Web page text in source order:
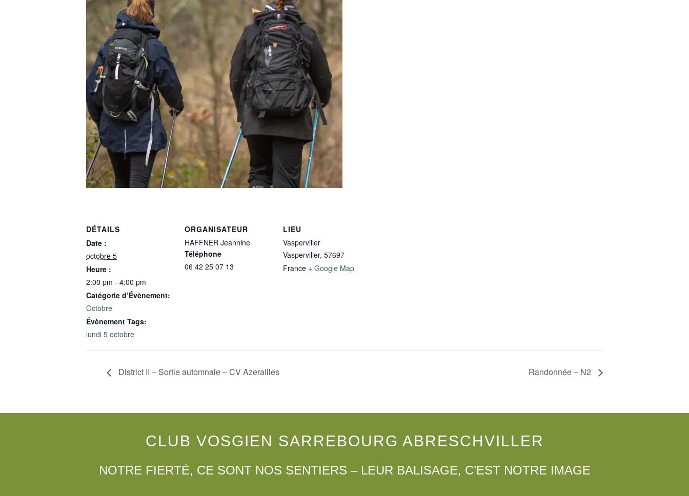
DÉTAILS
Date :
octobre 5
Heure :
2:00 pm - 4:00 pm
Catégorie d’Évènement:
Octobre
Évènement Tags:
lundi 5 octobre
ORGANISATEUR
HAFFNER Jeannine
Téléphone
06 42 25 07 13
LIEU
Vasperviller
Vasperviller, 57697
France + Google Map
District II – Sortie automnale – CV Azerailles Randonnée – N2
CLUB VOSGIEN SARREBOURG ABRESCHVILLER
NOTRE FIERTÉ, CE SONT NOS SENTIERS – LEUR BALISAGE, C’EST NOTRE IMAGE